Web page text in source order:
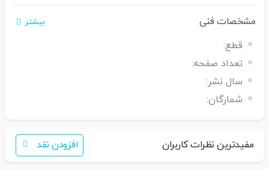
فقط کافی است نام محصول را به سامانه
همکاران ما با شما تماس خواهند گرفت
مشخصات فنی بیشتر
قطع:
تعداد صفحه:
سال نشر:
شمارگان:
مفیدترین نظرات کاربران افزودن نقد